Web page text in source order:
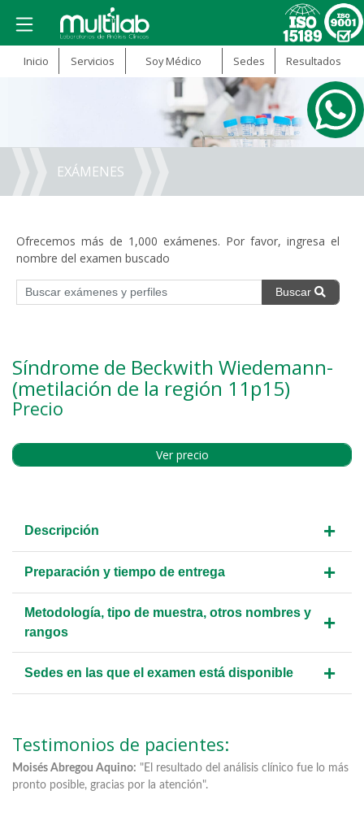
Inicio Servicios Soy Médico Sedes Resultados
EXÁMENES
Ofrecemos más de 1,000 exámenes. Por favor, ingresa el
nombre del examen buscado
Buscar
Síndrome de Beckwith Wiedemann-
(metilación de la región 11p15)
Precio
Ver precio
Descripción +
Preparación y tiempo de entrega +
Metodología, tipo de muestra, otros nombres y
rangos
+
Sedes en las que el examen está disponible +
Testimonios de pacientes:
Moisés Abregou Aquino: "El resultado del análisis clínico fue lo más
pronto posible, gracias por la atención".